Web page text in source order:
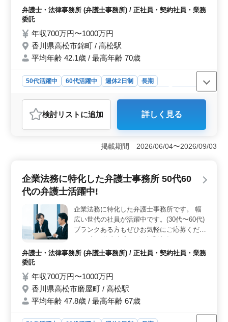
と安心の法律サポート＞ 法律事務所として、迅速かつ
信頼できるサービスを提供しています。お客様の立場に
立ち、柔軟な対応で問題解決に努めています。ご経験を
活かし新しいステージを築いてみませんか。お問い合わ
せお待ちしております。
罪・刑事事件 アットホームでいつも話しや
弁護士・法律事務所 (弁護士事務所) / 正社員・契約社員・業務
委託
年収700万円〜1000万円
香川県高松市錦町 / 高松駅
平均年齢 42.1歳 / 最高年齢 70歳
50代活躍中 60代活躍中 週休2日制
長期
業務委託
おすすめポイント
＜経験者歓迎・多岐にわたる業務＞ 経験豊富な弁護士
を求めるこの法律事務所では、交通事故から借金・債務
整理、離婚・男女問題、相続、医療、犯罪・刑事事件な
アットホームな環境＞ 会社はアットホームで、いつも
話しやすい雰囲気が魅力的です。緊張することのない雰
ます。地域密着型の温かい職場環境で、業務に集中でき
る環境が整っています。 ＜年齢に関係なく活躍＞
50歳以上の方々の中途採用にも積極的に取り組んでお
り、幅広い年齢層が活躍しています。経験と実績を持つ
ベテランから若手までがチームを形成し、お互いに刺激
しながら成長できる環境です。
検討リスト に追加 詳しく見る
掲載期間 2026/06/04〜2026/09/03
企業法務に特化した弁護士事務所 50代60
代の弁護士活躍中!
企業法務に特化した弁護士事務所です。 幅
広い世代の社員が活躍中です。(30代〜60代)
ブランクある方もぜひお気軽にご応募くださ
イナンス、規制法 知的財産権 など (ご経験
弁護士・法律事務所 (弁護士事務所) / 正社員・契約社員・業務
委託
年収700万円〜1000万円
香川県高松市磨屋町 / 高松駅
平均年齢 47.8歳 / 最高年齢 67歳